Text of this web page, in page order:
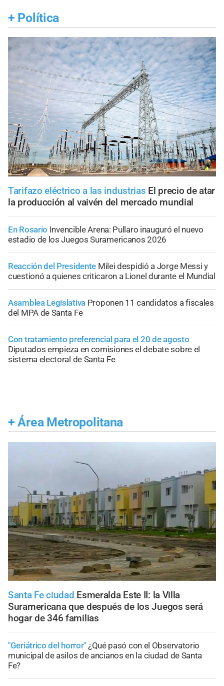
+ Política
Tarifazo eléctrico a las industrias El precio de atar
la producción al vaivén del mercado mundial
En Rosario Invencible Arena: Pullaro inauguró el nuevo
estadio de los Juegos Suramericanos 2026
Reacción del Presidente Milei despidió a Jorge Messi y
cuestionó a quienes criticaron a Lionel durante el Mundial
Asamblea Legislativa Proponen 11 candidatos a fiscales
del MPA de Santa Fe
Con tratamiento preferencial para el 20 de agosto
Diputados empieza en comisiones el debate sobre el
sistema electoral de Santa Fe
+ Área Metropolitana
Santa Fe ciudad Esmeralda Este II: la Villa
Suramericana que después de los Juegos será
hogar de 346 familias
"Geriátrico del horror" ¿Qué pasó con el Observatorio
municipal de asilos de ancianos en la ciudad de Santa
Fe?